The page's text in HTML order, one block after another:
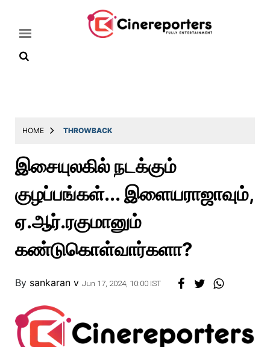
Latest
Throwback
Television
Photos
Story
HOME THROWBACK
இசையுலகில் நடக்கும்
குழப்பங்கள்... இளையராஜாவும்,
ஏ.ஆர்.ரகுமானும்
கண்டுகொள்வார்களா?
By sankaran v Jun 17, 2024, 10:00 IST